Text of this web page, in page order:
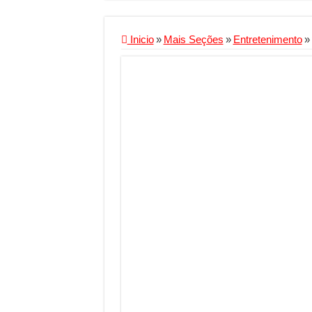
Conheça a melhor
De economista a
Qualidade do
Inicio » Mais Seções » Entretenimento »